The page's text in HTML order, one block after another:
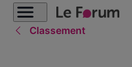
Classement